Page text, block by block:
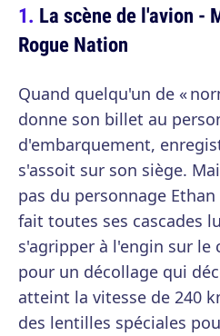
La scène de l'avion -
Rogue Nation
Quand quelqu'un de «
donne son billet au
d'embarquement,
s'assoit sur son siège.
pas du personnage
fait toutes ses cascades
s'agripper à l'engin sur le
pour un décollage qui
atteint la vitesse de 240
des lentilles spéciales